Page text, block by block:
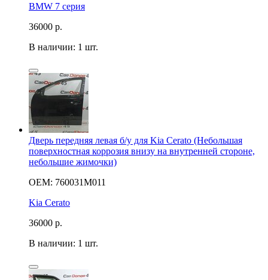
BMW 7 серия
36000 р.
В наличии: 1 шт.
Дверь передняя левая б/у для Kia Cerato (Небольшая
поверхностная коррозия внизу на внутренней стороне,
небольшие жимочки)
OEM: 760031M011
Kia Cerato
36000 р.
В наличии: 1 шт.